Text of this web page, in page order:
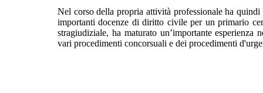
Nel corso della propria attività professionale ha
importanti docenze di diritto civile per un primario
stragiudiziale, ha maturato un’importante
vari procedimenti concorsuali e dei procedimenti